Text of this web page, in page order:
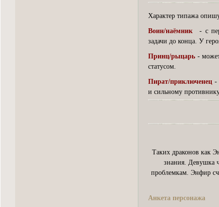
Характер типажа опишу
Воин/наёмник - с
задачи до конца. У
Принц/рыцарь -
статусом.
Пират/приключенец -
и сильному
Таких драконов как
знания. Девушка
проблемкам. Энфир
Анкета персонажа